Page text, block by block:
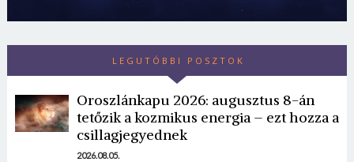
LEGUTÓBBI POSZTOK
Oroszlánkapu 2026: augusztus 8-án
tetőzik a kozmikus energia – ezt hozza a
csillagjegyednek
2026.08.05.